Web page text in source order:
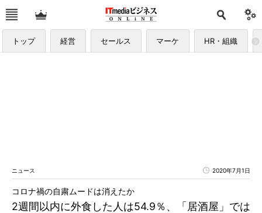
トップ 経営 セールス マーケ HR・組織
ニュース 2020年7月1日
2週間以内に外食した人は54.9％、「居酒屋」では
コロナ禍の自粛ムードは消えたか